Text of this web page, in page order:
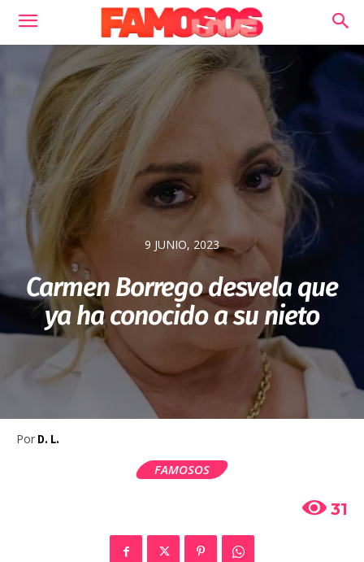
9 JUNIO, 2023
Carmen Borrego desvela que
ya ha conocido a su nieto
Por D. L.
FAMOSOS
31